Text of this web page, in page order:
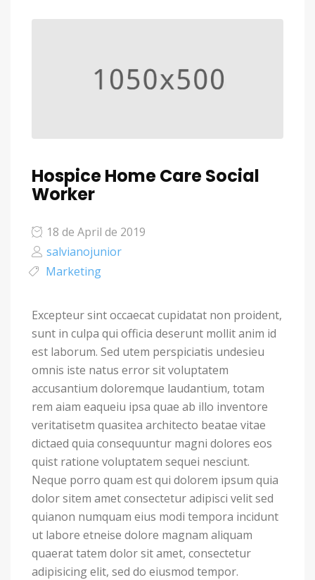
Hospice Home Care Social
Worker
18 de April de 2019
salvianojunior
Marketing
Excepteur sint occaecat cupidatat non proident,
sunt in culpa qui officia deserunt mollit anim id
est laborum. Sed utem perspiciatis undesieu
omnis iste natus error sit voluptatem
accusantium doloremque laudantium, totam
rem aiam eaqueiu ipsa quae ab illo inventore
veritatisetm quasitea architecto beatae vitae
dictaed quia consequuntur magni dolores eos
quist ratione voluptatem sequei nesciunt.
Neque porro quam est qui dolorem ipsum quia
dolor sitem amet consectetur adipisci velit sed
quianon numquam eius modi tempora incidunt
ut labore etneise dolore magnam aliquam
quaerat tatem dolor sit amet, consectetur
adipisicing elit, sed do eiusmod tempor.